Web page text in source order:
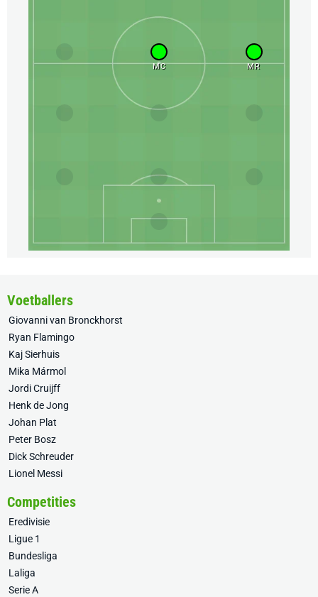
MC MR
Voetballers
Giovanni van Bronckhorst
Ryan Flamingo
Kaj Sierhuis
Mika Mármol
Jordi Cruijff
Henk de Jong
Johan Plat
Peter Bosz
Dick Schreuder
Lionel Messi
Competities
Eredivisie
Ligue 1
Bundesliga
Laliga
Serie A